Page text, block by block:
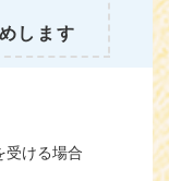
します
受ける場合